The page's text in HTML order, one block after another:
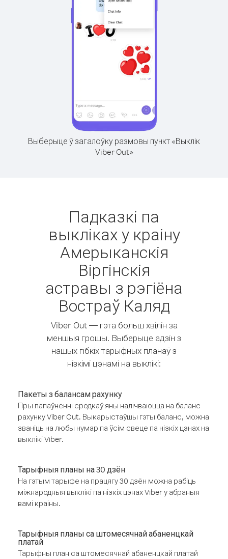
Выберыце ў загалоўку размовы пункт «Выклік
Viber Out»
Падказкі па
выкліках у краіну
Амерыканскія
Віргінскія
астравы з рэгіёна
Востраў Каляд
Viber Out — гэта больш хвілін за
меншыя грошы. Выберыце адзін з
нашых гібкіх тарыфных планаў з
нізкімі цэнамі на выклікі:
Пакеты з балансам рахунку
Пры папаўненні сродкаў яны налічваюцца на баланс
рахунку Viber Out. Выкарыстаўшы гэты баланс, можна
званіць на любы нумар па ўсім свеце па нізкіх цэнах на
выклікі Viber.
Тарыфныя планы на 30 дзён
На гэтым тарыфе на працягу 30 дзён можна рабіць
міжнародныя выклікі па нізкіх цэнах Viber у абраныя
вамі краіны.
Тарыфныя планы са штомесячнай абаненцкай
платай
Тарыфны план са штомесячнай абаненцкай платай